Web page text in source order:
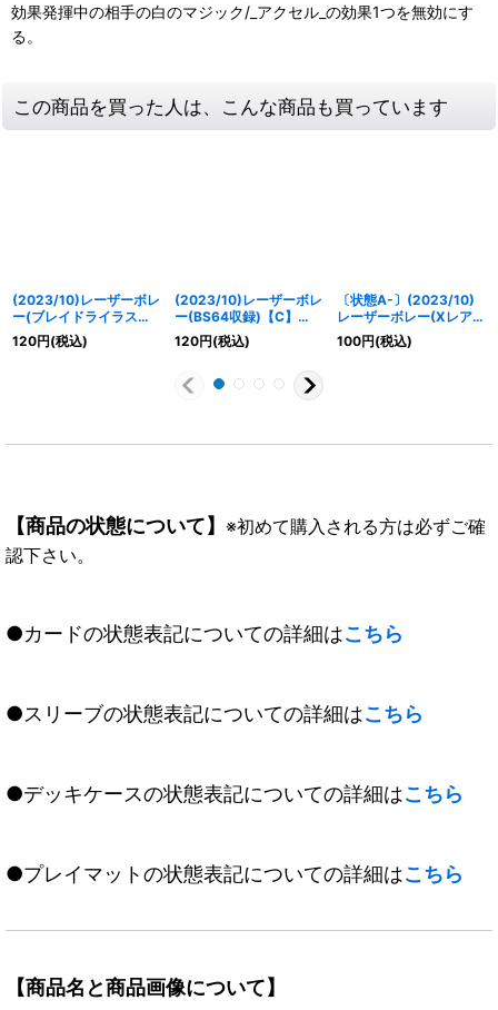
効果発揮中の相手の白のマジック/_アクセル_の効果1つを無効にす
る。
この商品を買った人は、こんな商品も買っています
(2023/10)レーザーボレ
ー(ブレイドライラスト)
【-】{BS56-073}
《赤》
120円(税込)
(2023/10)レーザーボレ
ー(BS64収録)【C】
{BS56-073}《赤》
120円(税込)
〔状態A-〕(2023/10)
レーザーボレー(Xレア仕
様/BSC41収録)【C】
{BS56-073}《赤》
100円(税込)
【商品の状態について】 ※初めて購入される方は必ずご確
認下さい。
●カードの状態表記についての詳細はこちら
●スリーブの状態表記についての詳細はこちら
●デッキケースの状態表記についての詳細はこちら
●プレイマットの状態表記についての詳細はこちら
【商品名と商品画像について】